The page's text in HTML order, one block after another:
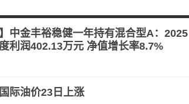
】中金丰裕稳健一年持有混合型A：2025
利润402.13万元 净值增长率8.7%
际油价23日上涨